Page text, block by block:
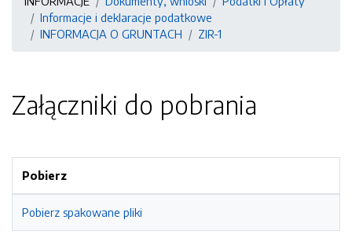
Informacje i deklaracje podatkowe
INFORMACJA O GRUNTACH
ZIR-1
Załączniki do pobrania
Pobierz
Pobierz spakowane pliki